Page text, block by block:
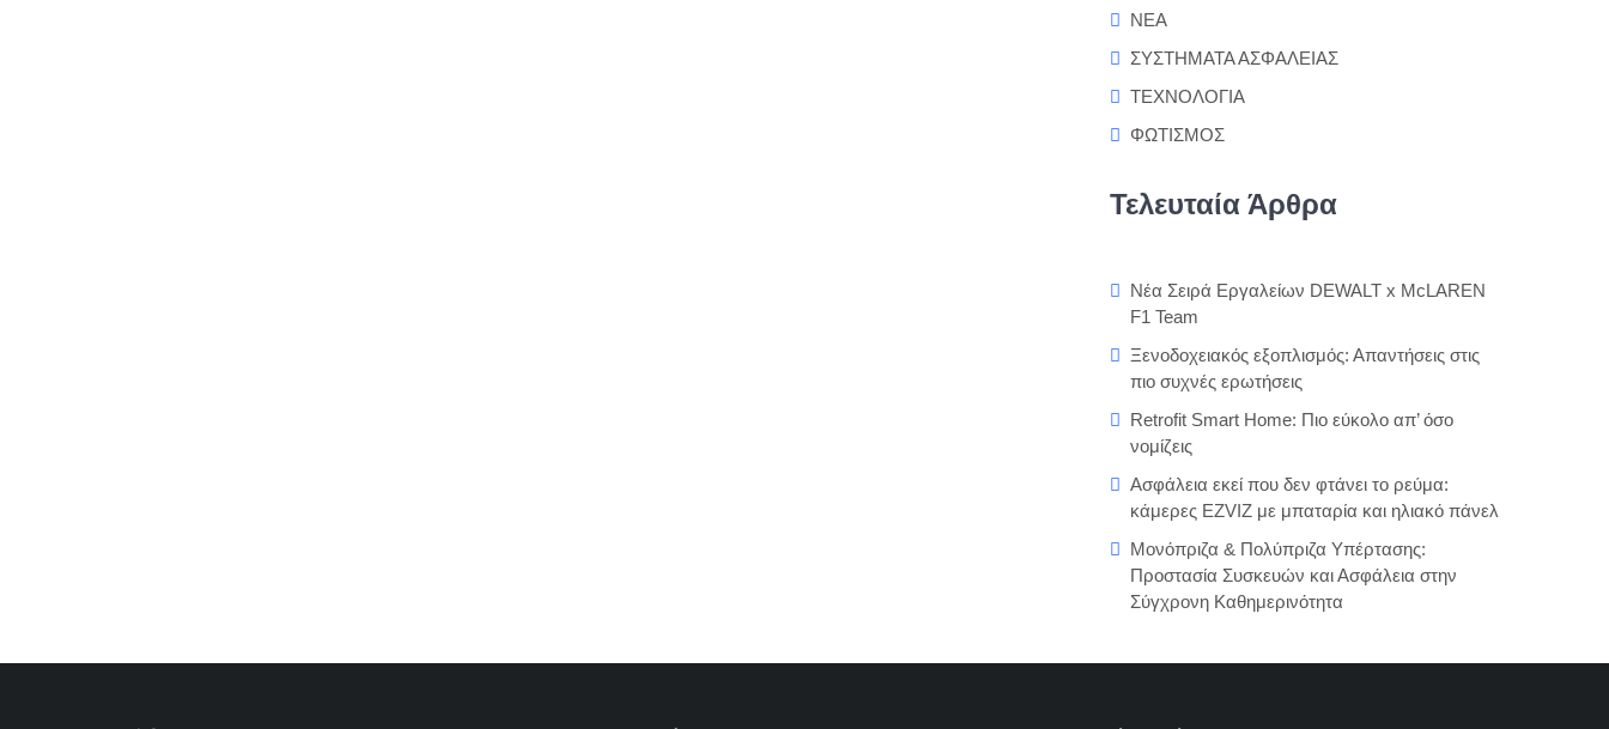
ΝΕΑ
ΣΥΣΤΗΜΑΤΑ ΑΣΦΑΛΕΙΑΣ
ΤΕΧΝΟΛΟΓΙΑ
ΦΩΤΙΣΜΟΣ
Τελευταία Άρθρα
Νέα Σειρά Εργαλείων DEWALT x McLAREN
F1 Team
Ξενοδοχειακός εξοπλισμός: Απαντήσεις στις
πιο συχνές ερωτήσεις
Retrofit Smart Home: Πιο εύκολο απ’ όσο
νομίζεις
Ασφάλεια εκεί που δεν φτάνει το ρεύμα:
κάμερες EZVIZ με μπαταρία και ηλιακό πάνελ
Μονόπριζα & Πολύπριζα Υπέρτασης:
Προστασία Συσκευών και Ασφάλεια στην
Σύγχρονη Καθημερινότητα